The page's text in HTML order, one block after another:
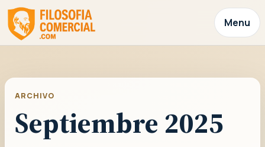
Menu
ARCHIVO
Septiembre 2025